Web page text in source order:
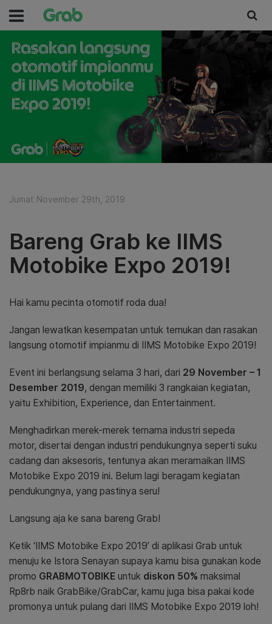
Jumat November 29th, 2019
Bareng Grab ke IIMS
Motobike Expo 2019!
Hai kamu pecinta otomotif roda dua!
Jangan lewatkan kesempatan untuk temukan dan rasakan
langsung otomotif impianmu di IIMS Motobike Expo 2019!
Event ini berlangsung selama 3 hari, dari 29 November – 1
Desember 2019, dengan memiliki 3 rangkaian kegiatan,
yaitu Exhibition, Experience, dan Entertainment.
Menghadirkan merek-merek ternama industri sepeda
motor, disertai dengan industri pendukungnya seperti suku
cadang dan aksesoris, tentunya akan meramaikan IIMS
Motobike Expo 2019 ini. Belum lagi beragam kegiatan
pendukungnya, yang pastinya seru!
Langsung aja ke sana bareng Grab!
Ketik ‘IIMS Motobike Expo 2019’ di aplikasi Grab untuk
menuju ke Istora Senayan supaya kamu bisa gunakan kode
promo GRABMOTOBIKE untuk diskon 50% maksimal
Rp8rb naik GrabBike/GrabCar, kamu juga bisa pakai kode
promonya untuk pulang dari IIMS Motobike Expo 2019 loh!